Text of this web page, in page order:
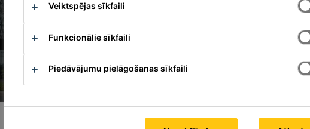
Veiktspējas sīkfaili
Funkcionālie sīkfaili
Piedāvājumu pielāgošanas sīkfaili